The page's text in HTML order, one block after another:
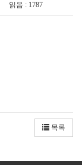
읽음 : 1787
목록